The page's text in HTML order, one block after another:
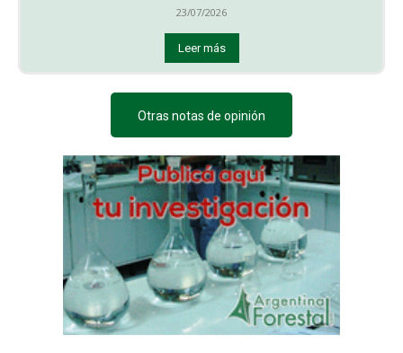
23/07/2026
Leer más
Otras notas de opinión